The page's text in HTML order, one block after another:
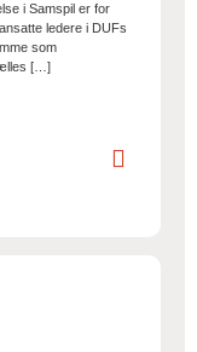
i Samspil er for
ledere i DUFs
som
[…]